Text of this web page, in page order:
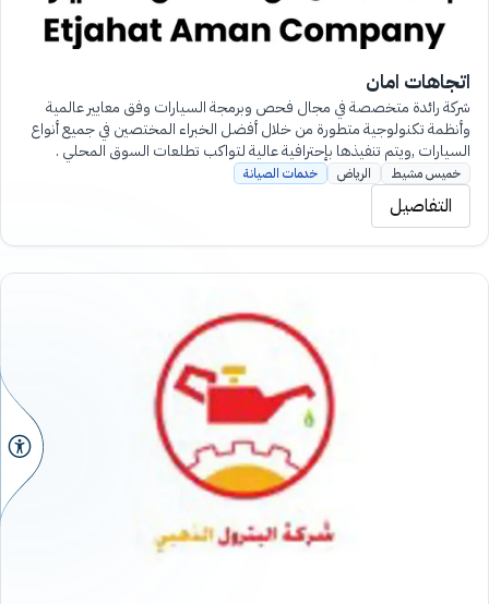
اتجاهات امان
شركة رائدة متخصصة في مجال فحص وبرمجة السيارات وفق معايير عالمية
وأنظمة تكنولوجية متطورة من خلال أفضل الخبراء المختصين في جميع أنواع
السيارات ,ويتم تنفيذها بإحترافية عالية لتواكب تطلعات السوق المحلي .
خميس مشيط الرياض خدمات الصيانة
التفاصيل